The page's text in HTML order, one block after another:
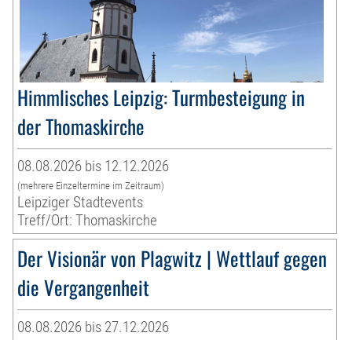
Himmlisches Leipzig: Turmbesteigung in
der Thomaskirche
08.08.2026 bis 12.12.2026
(mehrere Einzeltermine im Zeitraum)
Leipziger Stadtevents
Treff/Ort: Thomaskirche
Der Visionär von Plagwitz | Wettlauf gegen
die Vergangenheit
08.08.2026 bis 27.12.2026